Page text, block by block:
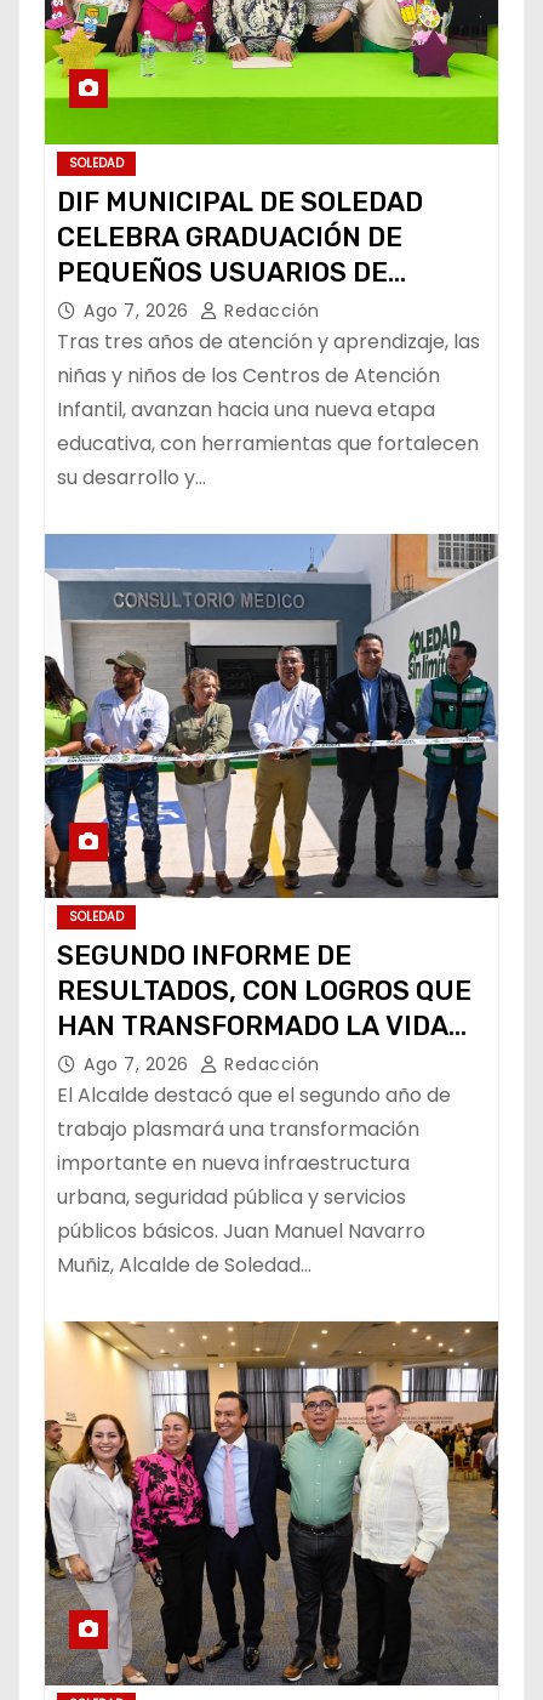
SOLEDAD
DIF MUNICIPAL DE SOLEDAD
CELEBRA GRADUACIÓN DE
PEQUEÑOS USUARIOS DE
ESTANCIAS “CAPULLITOS 1 Y 2”
Ago 7, 2026 Redacción
Tras tres años de atención y aprendizaje, las
niñas y niños de los Centros de Atención
Infantil, avanzan hacia una nueva etapa
educativa, con herramientas que fortalecen
su desarrollo y…
SOLEDAD
SEGUNDO INFORME DE
RESULTADOS, CON LOGROS QUE
HAN TRANSFORMADO LA VIDA
DE LOS SOLEDENSES: JUAN
MANUEL NAVARRO
Ago 7, 2026 Redacción
El Alcalde destacó que el segundo año de
trabajo plasmará una transformación
importante en nueva infraestructura
urbana, seguridad pública y servicios
públicos básicos. Juan Manuel Navarro
Muñiz, Alcalde de Soledad…